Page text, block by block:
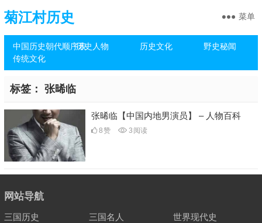
菊江村历史
中国历史朝代顺序表历史人物 历史文化
野史秘闻
传统文化
菜单
标签： 张晞临
张晞临【中国内地男演员】 – 人物百科
8赞 3 阅读
网站导航
三国历史 三国名人
世界现代史